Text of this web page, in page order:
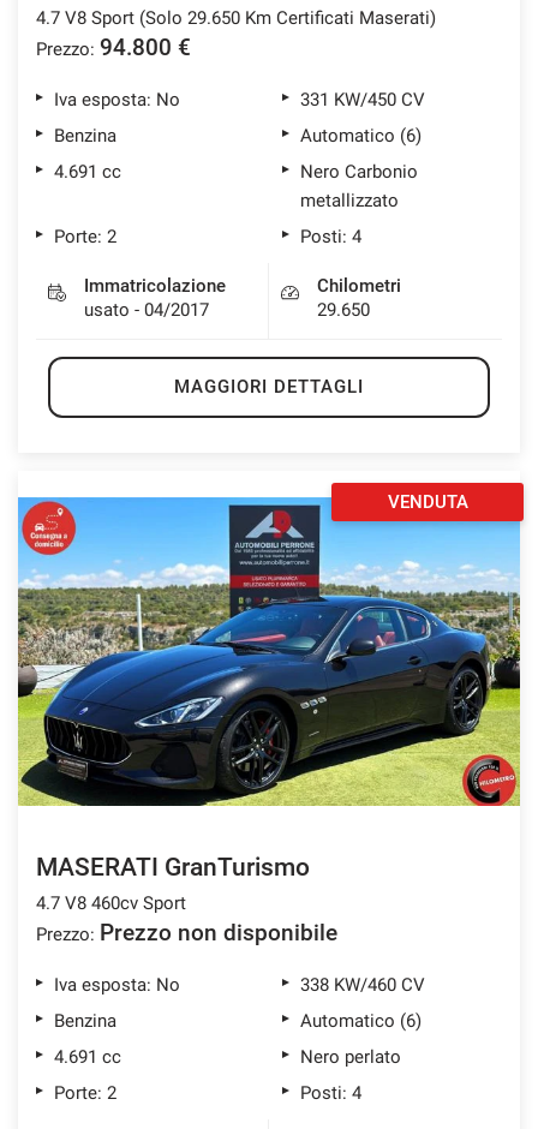
4.7 V8 Sport (Solo 29.650 Km Certificati Maserati)
Prezzo: 94.800 €
Iva esposta: No
331 KW/450 CV
Benzina
Automatico (6)
4.691 cc
Nero Carbonio
metallizzato
Porte: 2
Posti: 4
Immatricolazione
usato - 04/2017
Chilometri
29.650
MAGGIORI DETTAGLI
VENDUTA
MASERATI GranTurismo
4.7 V8 460cv Sport
Prezzo: Prezzo non disponibile
Iva esposta: No
338 KW/460 CV
Benzina
Automatico (6)
4.691 cc
Nero perlato
Porte: 2
Posti: 4